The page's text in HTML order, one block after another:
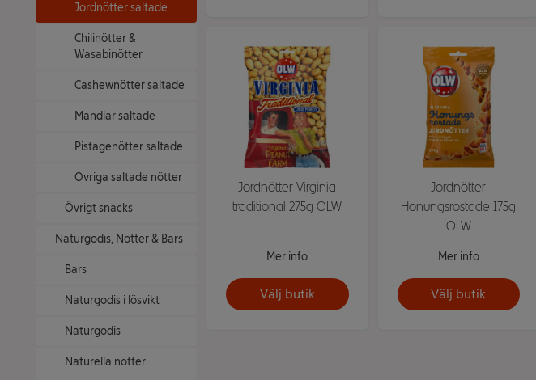
Jordnötter saltade
Chilinötter &
Wasabinötter
Cashewnötter saltade
Mandlar saltade
Pistagenötter saltade
Övriga saltade nötter
Övrigt snacks
Naturgodis, Nötter & Bars
Bars
Naturgodis i lösvikt
Naturgodis
Naturella nötter
Jordnötter Virginia
traditional 275g OLW
Mer info
Välj butik
Jordnötter
Honungsrostade 175g
OLW
Mer info
Välj butik